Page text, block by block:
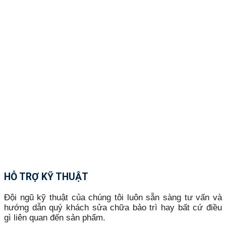
HỖ TRỢ KỸ THUẬT
Đội ngũ kỹ thuật của chúng tôi luôn sẵn sàng tư vấn và
hướng dẫn quý khách sửa chữa bảo trì hay bất cứ điều
gì liên quan đến sản phẩm.